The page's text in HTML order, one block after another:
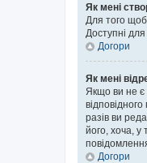
Як мені
Для того щоб
Доступні
Догори
Як мені
Якщо ви не є
разів ви
його, хоча, у
Догори